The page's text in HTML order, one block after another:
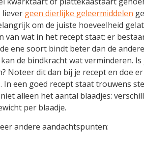
liever geen dierlijke geleermiddelen
om de juiste hoeveelheid
van wat in het recept staat: er
ene soort bindt beter dan de
de bindkracht wat verminderen. Is
Noteer dit dan bij je recept en doe er
een goed recept staat trouwens
alleen het aantal blaadjes:
per blaadje.
andere aandachtspunten: